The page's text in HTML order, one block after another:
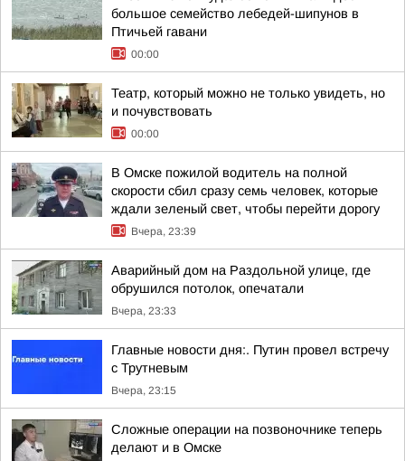
большое семейство лебедей-шипунов в
Птичьей гавани
00:00
Театр, который можно не только увидеть, но
и почувствовать
00:00
В Омске пожилой водитель на полной
скорости сбил сразу семь человек, которые
ждали зеленый свет, чтобы перейти дорогу
Вчера, 23:39
Аварийный дом на Раздольной улице, где
обрушился потолок, опечатали
Вчера, 23:33
Главные новости дня:. Путин провел встречу
с Трутневым
Вчера, 23:15
Сложные операции на позвоночнике теперь
делают и в Омске